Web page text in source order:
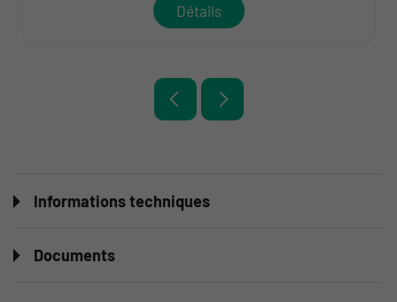
Détails
Informations techniques
Documents